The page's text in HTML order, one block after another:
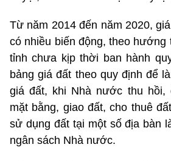
Từ năm 2014 đến năm 2020,
có nhiều biến động, theo hướng
tỉnh chưa kịp thời ban hành
bảng giá đất theo quy định để
giá đất, khi Nhà nước thu hồi,
mặt bằng, giao đất, cho thuê
sử dụng đất tại một số địa bàn
ngân sách Nhà nước.